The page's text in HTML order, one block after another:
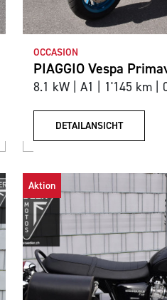
OCCASION
PIAGGIO Vespa
8.1 kW | A1 | 1'145 km |
DETAILANSICHT
Aktion